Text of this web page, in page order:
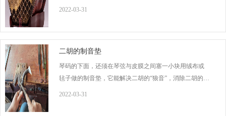
动。 3、持弓时手指过于向下“耷拉”，使弓杆紧压琴筒磨
进去。 5、持弓时拇指的位置不正
2022-03-31
二胡的制音垫
琴码的下面，还须在琴弦与皮膜之间塞一小块用绒布或
毡子做的制音垫，它能解决二胡的“狼音”，消除二胡的空
旷音，使之集中、丰满，制音垫的薄厚、大小要适中，
2022-03-31